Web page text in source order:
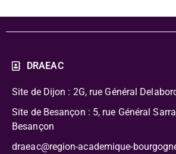
DRAEAC
Site de Dijon : 2G, rue Général
Site de Besançon : 5, rue Général
Besançon
draeac@region-academique-